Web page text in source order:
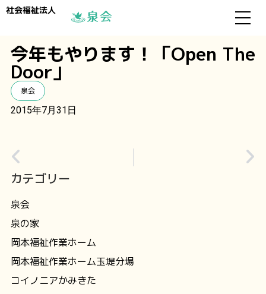
社会福祉法人
今年もやります！「Open The
Door」
泉会
2015年7月31日
カテゴリー
泉会
泉の家
岡本福祉作業ホーム
岡本福祉作業ホーム玉堤分場
コイノニアかみきた